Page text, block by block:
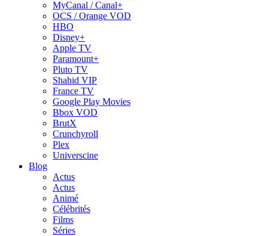
MyCanal / Canal+
OCS / Orange VOD
HBO
Disney+
Apple TV
Paramount+
Pluto TV
Shahid VIP
France TV
Google Play Movies
Bbox VOD
BrutX
Crunchyroll
Plex
Universcine
Blog
Actus
Actus
Animé
Célébrités
Films
Séries